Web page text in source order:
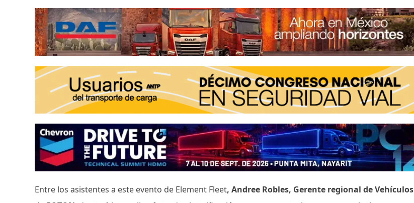
Entre los asistentes a este evento de Element Fleet, Andree Robles, Gerente regional de Vehículos